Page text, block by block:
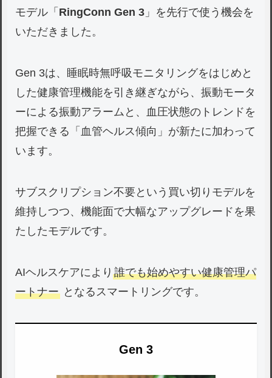
モデル「 RingConn Gen 3 」を先行で使う機会を
いただきました。
Gen 3は、睡眠時無呼吸モニタリングをはじめと
した健康管理機能を引き継ぎながら、振動モータ
ーによる振動アラームと、血圧状態のトレンドを
把握できる「血管ヘルス傾向」が新たに加わって
います。
サブスクリプション不要という買い切りモデルを
維持しつつ、機能面で大幅なアップグレードを果
たしたモデルです。
AIヘルスケアにより誰でも始めやすい健康管理パ
ートナー となるスマートリングです。
Gen 3